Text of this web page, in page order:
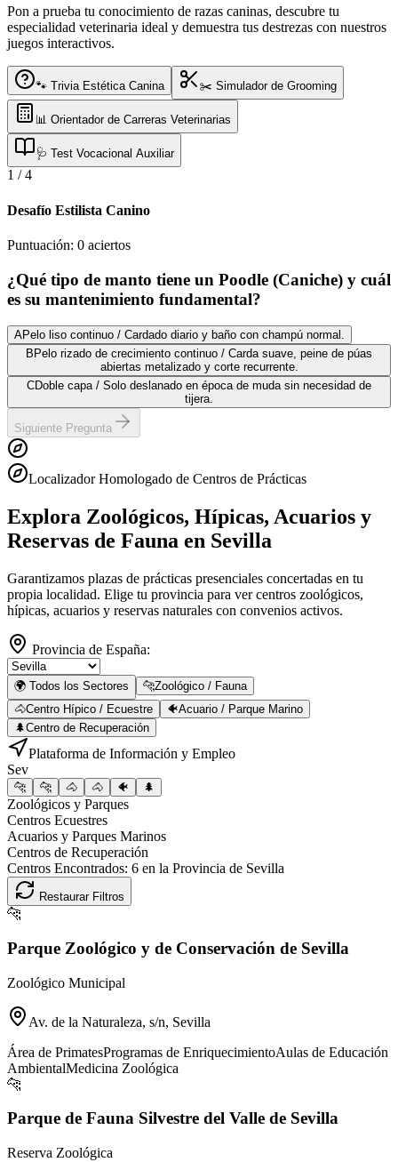
Pon a prueba tu conocimiento de razas caninas, descubre tu
especialidad veterinaria ideal y demuestra tus destrezas con nuestros
juegos interactivos.
🐾 Trivia Estética Canina ✂️ Simulador de Grooming
📊 Orientador de Carreras Veterinarias
🩺 Test Vocacional Auxiliar
1 /4
Desafío Estilista Canino
Puntuación: 0 aciertos
¿Qué tipo de manto tiene un Poodle (Caniche) y cuál
es su mantenimiento fundamental?
APelo liso continuo / Cardado diario y baño con champú normal.
B Pelo rizado de crecimiento continuo / Carda suave, peine de púas
abiertas metalizado y corte recurrente.
CDoble capa / Solo deslanado en época de muda sin necesidad de
tijera.
Siguiente Pregunta
Localizador Homologado de Centros de Prácticas
Explora Zoológicos, Hípicas, Acuarios y
Reservas de Fauna en Sevilla
Garantizamos plazas de prácticas presenciales concertadas en tu
propia localidad. Elige tu provincia para ver centros zoológicos,
hípicas, acuarios y reservas naturales con convenios activos.
Provincia de España:
🌍 Todos los Sectores 🐆Zoológico / Fauna
🐴Centro Hípico / Ecuestre 🐠Acuario / Parque Marino
🌲Centro de Recuperación
Plataforma de Información y Empleo
Sev
🐆 🐆 🐴 🐴 🐠 🌲
Zoológicos y Parques
Centros Ecuestres
Acuarios y Parques Marinos
Centros de Recuperación
Centros Encontrados: 6 en la Provincia de Sevilla
Restaurar Filtros
🐆
Parque Zoológico y de Conservación de Sevilla
Zoológico Municipal
Av. de la Naturaleza, s/n, Sevilla
Área de PrimatesProgramas de EnriquecimientoAulas de Educación
AmbientalMedicina Zoológica
🐆
Parque de Fauna Silvestre del Valle de Sevilla
Reserva Zoológica